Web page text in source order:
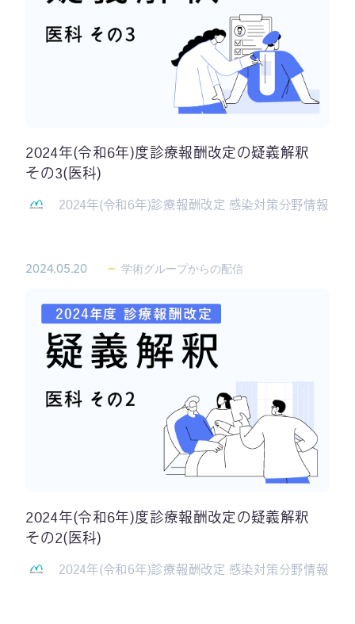
2024年(令和6年)度診療報酬改定の疑義解釈
その3(医科)
2024年(令和6年)診療報酬改定 感染対策分野情報
2024.05.20 学術グループからの配信
2024年(令和6年)度診療報酬改定の疑義解釈
その2(医科)
2024年(令和6年)診療報酬改定 感染対策分野情報